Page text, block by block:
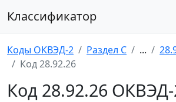
Классификатор
Коды ОКВЭД-2 Раздел C ...
Код 28.92.26
Код 28.92.26